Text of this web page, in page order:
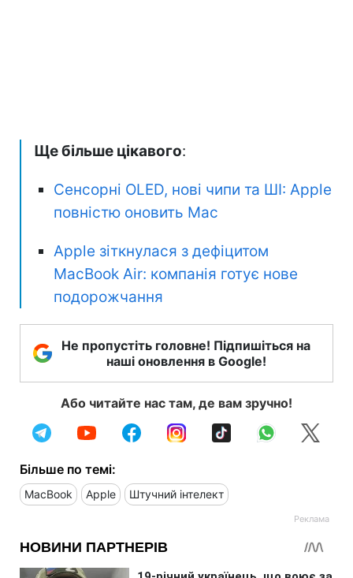
Ще більше цікавого:
Сенсорні OLED, нові чипи та ШІ: Apple
повністю оновить Mac
Apple зіткнулася з дефіцитом
MacBook Air: компанія готує нове
подорожчання
Не пропустіть головне! Підпишіться на
наші оновлення в Google!
Або читайте нас там, де вам зручно!
Більше по темі:
MacBook Apple Штучний інтелект